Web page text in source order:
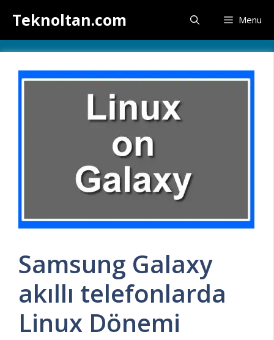
atlaTeknoltan.com Menu
Samsung Galaxy
akıllı telefonlarda
Linux Dönemi